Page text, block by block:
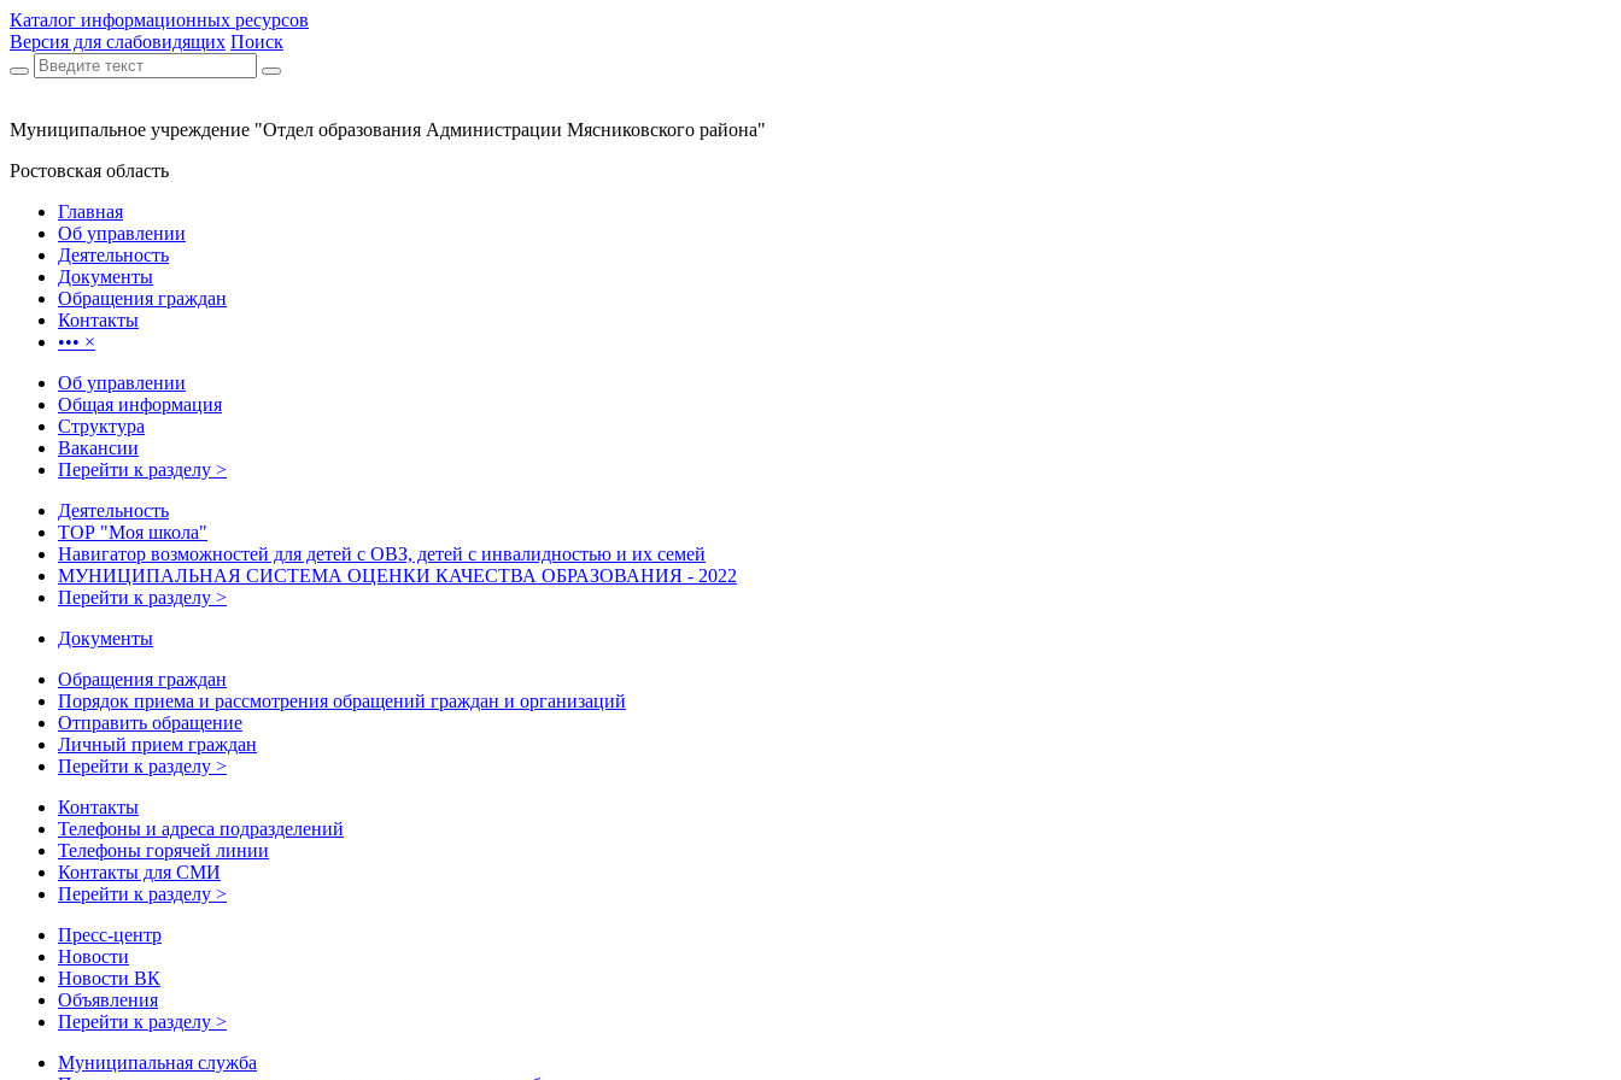
Каталог информационных ресурсов
Версия для слабовидящих Поиск
Муниципальное учреждение "Отдел образования Администрации Мясниковского района"
Ростовская область
Главная
Об управлении
Деятельность
Документы
Обращения граждан
Контакты
••• ×
Об управлении
Общая информация
Структура
Вакансии
Перейти к разделу >
Деятельность
ТОР "Моя школа"
Навигатор возможностей для детей с ОВЗ, детей с инвалидностью и их семей
МУНИЦИПАЛЬНАЯ СИСТЕМА ОЦЕНКИ КАЧЕСТВА ОБРАЗОВАНИЯ - 2022
Перейти к разделу >
Документы
Обращения граждан
Порядок приема и рассмотрения обращений граждан и организаций
Отправить обращение
Личный прием граждан
Перейти к разделу >
Контакты
Телефоны и адреса подразделений
Телефоны горячей линии
Контакты для СМИ
Перейти к разделу >
Пресс-центр
Новости
Новости ВК
Объявления
Перейти к разделу >
Муниципальная служба